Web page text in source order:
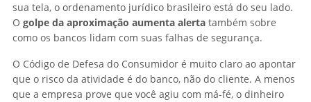
sua tela, o ordenamento jurídico brasileiro está do seu lado.
O golpe da aproximação aumenta alerta também sobre
como os bancos lidam com suas falhas de segurança.
O Código de Defesa do Consumidor é muito claro ao apontar
que o risco da atividade é do banco, não do cliente. A menos
que a empresa prove que você agiu com má-fé, o dinheiro